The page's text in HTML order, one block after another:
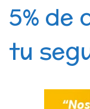
5% de
tu